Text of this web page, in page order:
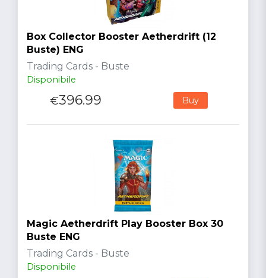
Box Collector Booster Aetherdrift (12
Buste) ENG
Trading Cards - Buste
Disponibile
€396.99 Buy
Magic Aetherdrift Play Booster Box 30
Buste ENG
Trading Cards - Buste
Disponibile